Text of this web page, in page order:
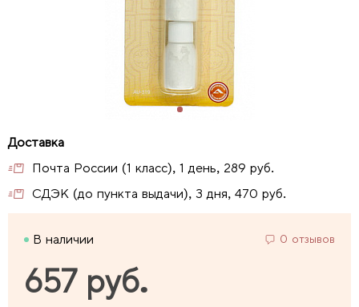
Почта России (1 класс), 1 день, 289 руб.
СДЭК (до пункта выдачи), 3 дня, 470 руб.
В наличии 0 отзывов
657 руб.